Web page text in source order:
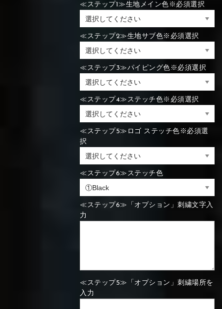
⑭Caramel ⑮Wine red
⑭Caramel ⑮Wine red
⑭Pink ⑮Rose pink
⑰Silver ⑱Green
⑭Pink ⑮Rose pink
⑰Silver ⑱Green
⑳Purple ㉑Violet
≪ステップ1≫生地メイン色※必須選択
≪ステップ2≫生地サブ色※必須選択
≪ステップ3≫パイピング色※必須選択
≪ステップ4≫ステッチ色※必須選択
≪ステップ5≫ロゴ ステッチ色※必須選
択
≪ステップ6≫ステッチ色
≪ステップ6≫「オプション」刺繍文字入
力
≪ステップ5≫「オプション」刺繍場所を
入力